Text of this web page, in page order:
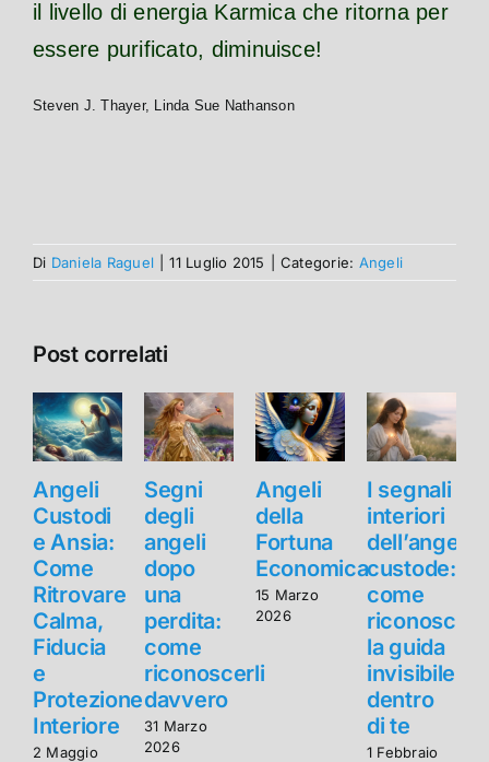
il livello di energia Karmica che ritorna per
essere purificato, diminuisce!
Steven J. Thayer, Linda Sue Nathanson
Di Daniela Raguel 11 Luglio 2015 Categorie: Angeli
Post correlati
Angeli
Custodi
e Ansia:
Come
Ritrovare
Calma,
Fiducia
e
Protezione
Interiore
2 Maggio
Segni
degli
angeli
dopo
una
perdita:
come
riconoscerli
davvero
31 Marzo
2026
Angeli
della
Fortuna
Economica
15 Marzo
2026
I segnali
interiori
dell’angelo
custode:
come
riconoscere
la guida
invisibile
dentro
di te
1 Febbraio